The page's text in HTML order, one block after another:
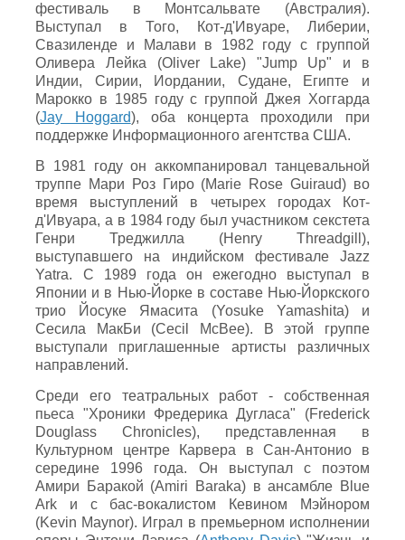
фестиваль в Монтсальвате (Австралия).
Выступал в Того, Кот-д'Ивуаре, Либерии,
Свазиленде и Малави в 1982 году с группой
Оливера Лейка (Oliver Lake) "Jump Up" и в
Индии, Сирии, Иордании, Судане, Египте и
Марокко в 1985 году с группой Джея Хоггарда
(Jay Hoggard), оба концерта проходили при
поддержке Информационного агентства США.
В 1981 году он аккомпанировал танцевальной
труппе Мари Роз Гиро (Marie Rose Guiraud) во
время выступлений в четырех городах Кот-
д'Ивуара, а в 1984 году был участником секстета
Генри Треджилла (Henry Threadgill),
выступавшего на индийском фестивале Jazz
Yatra. С 1989 года он ежегодно выступал в
Японии и в Нью-Йорке в составе Нью-Йоркского
трио Йосуке Ямасита (Yosuke Yamashita) и
Сесила МакБи (Cecil McBee). В этой группе
выступали приглашенные артисты различных
направлений.
Среди его театральных работ - собственная
пьеса "Хроники Фредерика Дугласа" (Frederick
Douglass Chronicles), представленная в
Культурном центре Карвера в Сан-Антонио в
середине 1996 года. Он выступал с поэтом
Амири Баракой (Amiri Baraka) в ансамбле Blue
Ark и с бас-вокалистом Кевином Мэйнором
(Kevin Maynor). Играл в премьерном исполнении